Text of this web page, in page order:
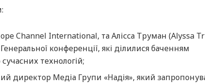
Channel International, та Алісса Труман (Alyssa
конференції, які ділилися баченням
технологій;
директор Медіа Групи «Надія», який